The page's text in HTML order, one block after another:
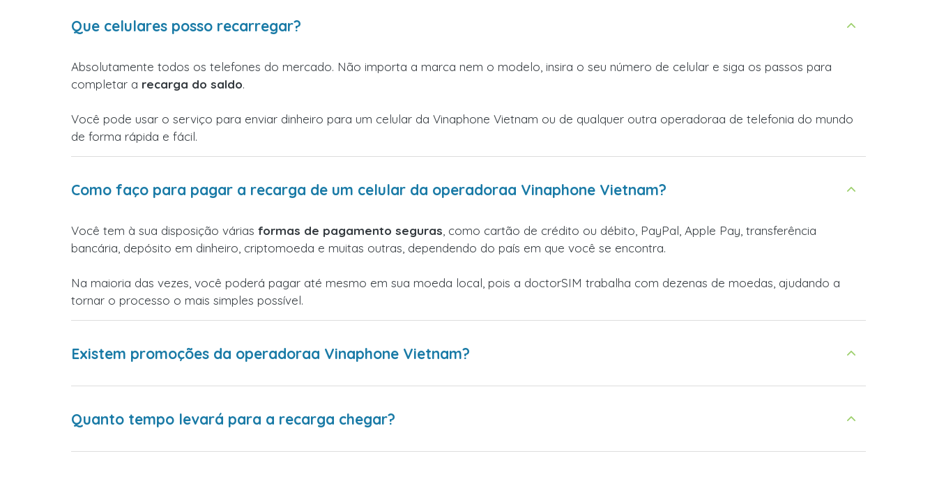
Que celulares posso recarregar?
Absolutamente todos os telefones do mercado. Não importa a marca nem o modelo, insira o seu número de celular e siga os passos para
completar a recarga do saldo.
Você pode usar o serviço para enviar dinheiro para um celular da Vinaphone Vietnam ou de qualquer outra operadoraa de telefonia do mundo
de forma rápida e fácil.
Como faço para pagar a recarga de um celular da operadoraa Vinaphone Vietnam?
Você tem à sua disposição várias formas de pagamento seguras , como cartão de crédito ou débito, PayPal, Apple Pay, transferência
bancária, depósito em dinheiro, criptomoeda e muitas outras, dependendo do país em que você se encontra.
Na maioria das vezes, você poderá pagar até mesmo em sua moeda local, pois a doctorSIM trabalha com dezenas de moedas, ajudando a
tornar o processo o mais simples possível.
Existem promoções da operadoraa Vinaphone Vietnam?
Quanto tempo levará para a recarga chegar?